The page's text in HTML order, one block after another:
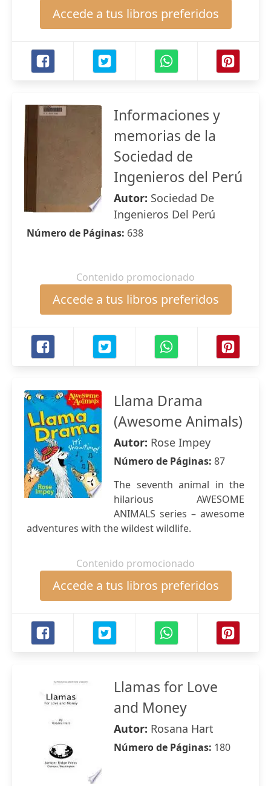
Accede a tus libros preferidos
Informaciones y
memorias de la
Sociedad de
Ingenieros del Perú
Autor: Sociedad De
Ingenieros Del Perú
Número de Páginas: 638
Contenido promocionado
Accede a tus libros preferidos
Llama Drama
(Awesome Animals)
Autor: Rose Impey
Número de Páginas: 87
The seventh animal in the
hilarious AWESOME
ANIMALS series – awesome
adventures with the wildest wildlife.
Contenido promocionado
Accede a tus libros preferidos
Llamas for Love
and Money
Autor: Rosana Hart
Número de Páginas: 180